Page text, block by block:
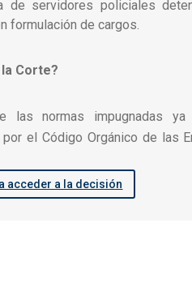
de servidores policiales
formulación de cargos.
Corte?
las normas impugnadas ya
por el Código Orgánico de las
acceder a la decisión